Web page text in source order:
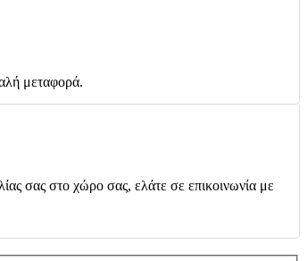
μεταφορά.
σας στο χώρο σας, ελάτε σε επικοινωνία με